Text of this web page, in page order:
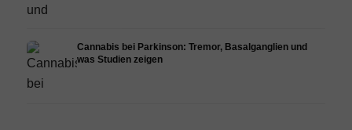
Cannabis bei Parkinson: Tremor, Basalganglien und
was Studien zeigen